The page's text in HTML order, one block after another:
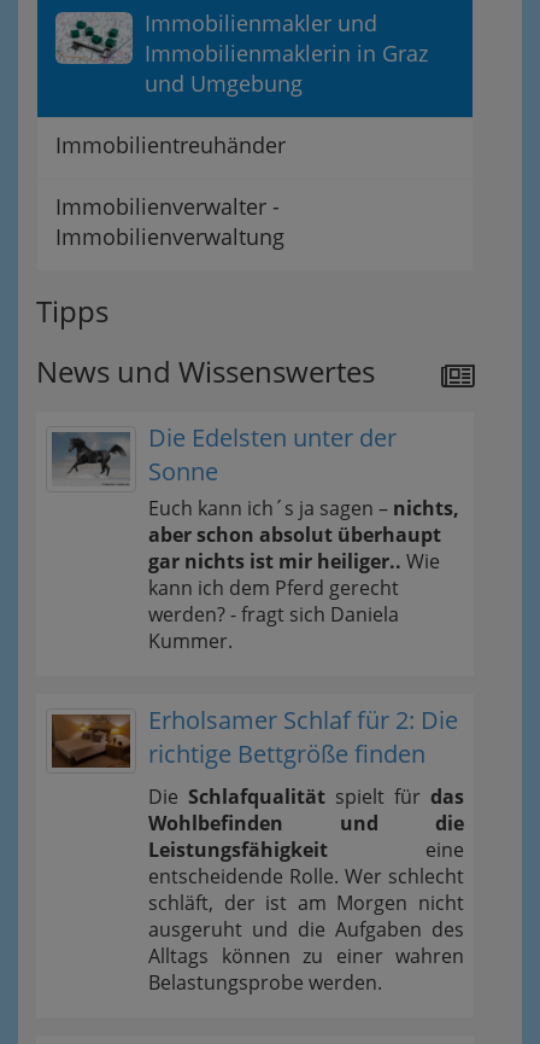
Immobilienmakler und
Immobilienmaklerin in Graz
und Umgebung
Immobilientreuhänder
Immobilienverwalter -
Immobilienverwaltung
Tipps
News und Wissenswertes
Die Edelsten unter der
Sonne
Euch kann ich´s ja sagen – nichts,
aber schon absolut überhaupt
gar nichts ist mir heiliger.. Wie
kann ich dem Pferd gerecht
werden? - fragt sich Daniela
Kummer.
Erholsamer Schlaf für 2: Die
richtige Bettgröße finden
Die Schlafqualität spielt für das
Wohlbefinden und die
Leistungsfähigkeit eine
entscheidende Rolle. Wer schlecht
schläft, der ist am Morgen nicht
ausgeruht und die Aufgaben des
Alltags können zu einer wahren
Belastungsprobe werden.